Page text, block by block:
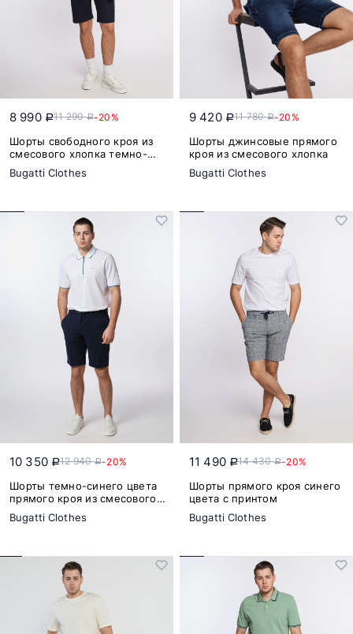
8 990 a11 290a-20%
Шорты свободного кроя из
смесового хлопка темно-
синего цвета
Bugatti Clothes
9 420 a11 780a-20%
Шорты джинсовые прямого
кроя из смесового хлопка
Bugatti Clothes
10 350 a12 940a-20%
Шорты темно-синего цвета
прямого кроя из смесового
хлопка
Bugatti Clothes
11 490 a14 430a-20%
Шорты прямого кроя синего
цвета с принтом
Bugatti Clothes